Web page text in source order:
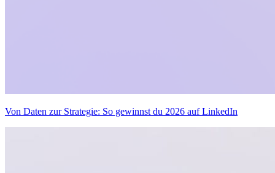
Von Daten zur Strategie: So gewinnst du 2026 auf LinkedIn